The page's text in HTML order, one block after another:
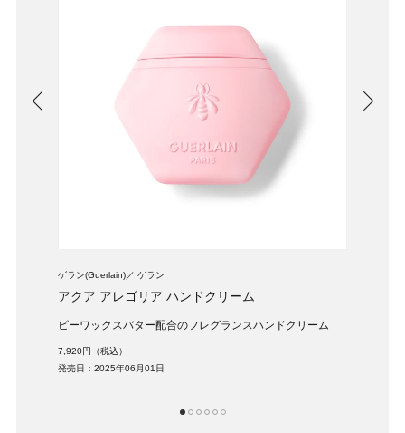
ゲラン(Guerlain) ゲラン
アクア アレゴリア ハンドクリーム
ビーワックスバター配合のフレグランスハンドクリーム
7,920円（税込）
発売日：2025年06月01日